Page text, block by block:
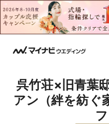
呉竹荘×旧青葉
アン（絆を紡ぐ